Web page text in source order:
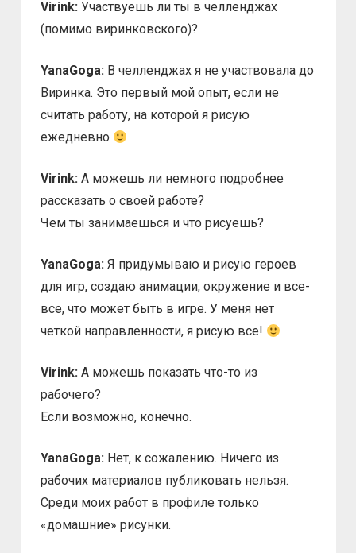
Virink: Участвуешь ли ты в челленджах
(помимо виринковского)?
YanaGoga: В челленджах я не участвовала до
Виринка. Это первый мой опыт, если не
считать работу, на которой я рисую
ежедневно
Virink: А можешь ли немного подробнее
рассказать о своей работе?
Чем ты занимаешься и что рисуешь?
YanaGoga: Я придумываю и рисую героев
для игр, создаю анимации, окружение и все-
все, что может быть в игре. У меня нет
четкой направленности, я рисую все!
Virink: А можешь показать что-то из
рабочего?
Если возможно, конечно.
YanaGoga: Нет, к сожалению. Ничего из
рабочих материалов публиковать нельзя.
Среди моих работ в профиле только
«домашние» рисунки.